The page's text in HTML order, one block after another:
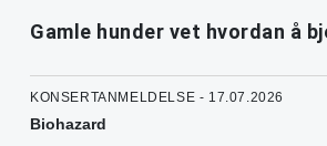
Gamle hunder vet hvordan å
KONSERTANMELDELSE - 17.07.2026
Biohazard